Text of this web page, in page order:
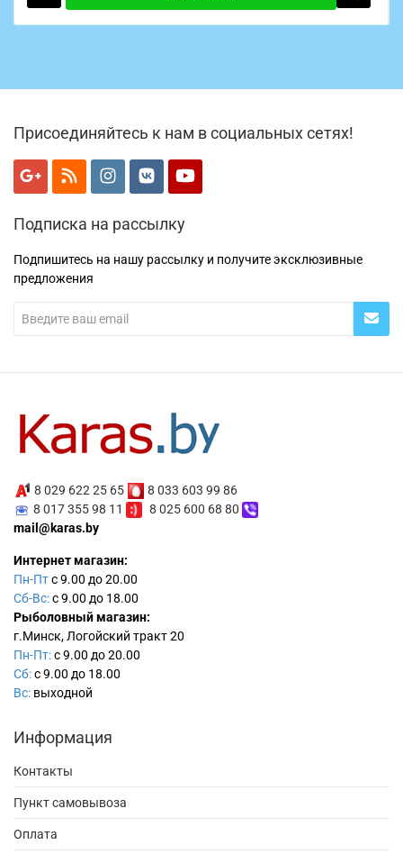
Присоединяйтесь к нам в социальных сетях!
Подписка на рассылку
Подпишитесь на нашу рассылку и получите эксклюзивные
предложения
8 029 622 25 65
8 033 603 99 86
8 017 355 98 11
8 025 600 68 80
mail@karas.by
Интернет магазин:
Пн-Птс 9.00 до 20.00
Сб-Вс:с 9.00 до 18.00
Рыболовный магазин:
г.Минск, Логойский тракт 20
Пн-Пт:с 9.00 до 20.00
Сб:с 9.00 до 18.00
Вс: выходной
Информация
Контакты
Пункт самовывоза
Оплата